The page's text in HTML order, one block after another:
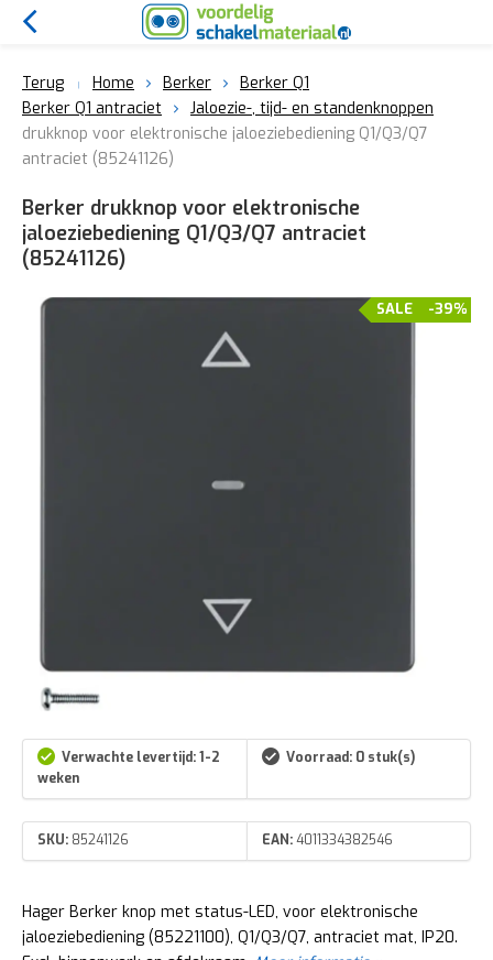
Terug Home Berker
Berker Q1
Berker Q1 antraciet
Jaloezie-, tijd- en standenknoppen
drukknop voor elektronische jaloeziebediening Q1/Q3/Q7
antraciet (85241126)
Berker drukknop voor elektronische
jaloeziebediening Q1/Q3/Q7 antraciet
(85241126)
-39%
SALE
Verwachte levertijd: 1-2
weken
Voorraad: 0 stuk(s)
SKU: 85241126 EAN:4011334382546
Hager Berker knop met status-LED, voor elektronische
jaloeziebediening (85221100), Q1/Q3/Q7, antraciet mat, IP20.